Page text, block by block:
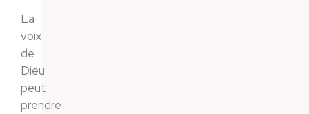
La
voix
de
Dieu
peut
prendre